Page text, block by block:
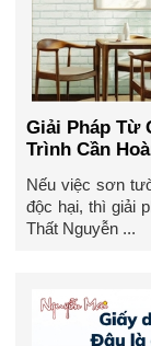
Giải Pháp Từ
Trình Cần
Nếu việc sơn
độc hại, thì giải
Thất Nguyễn ...